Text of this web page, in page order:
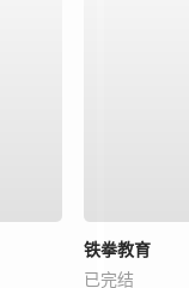
铁拳教育
已完结